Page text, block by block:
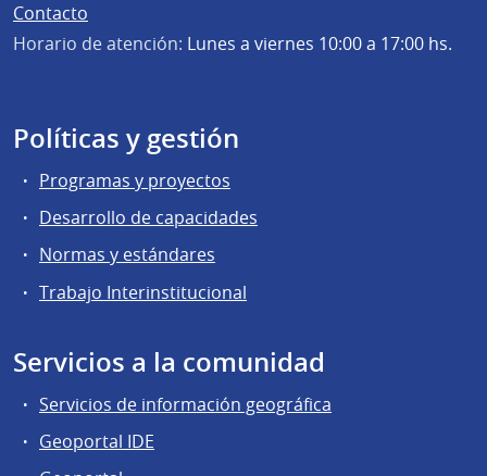
Contacto
Horario de atención: Lunes a viernes 10:00 a 17:00 hs.
Políticas y gestión
Programas y proyectos
Desarrollo de capacidades
Normas y estándares
Trabajo Interinstitucional
Servicios a la comunidad
Servicios de información geográfica
Geoportal IDE